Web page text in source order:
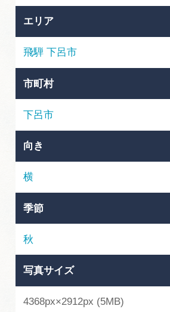
買い物・お土産
体験予約サイト「ＶＩＳＩ
岐阜県アウトドア観光キャ
岐阜県まるごと観光エリアガ
岐阜県観光データベース
旅行会社・観光事業者の
エリア
飛騨 下呂市
市町村
下呂市
向き
横
季節
秋
写真サイズ
4368px×2912px (5MB)